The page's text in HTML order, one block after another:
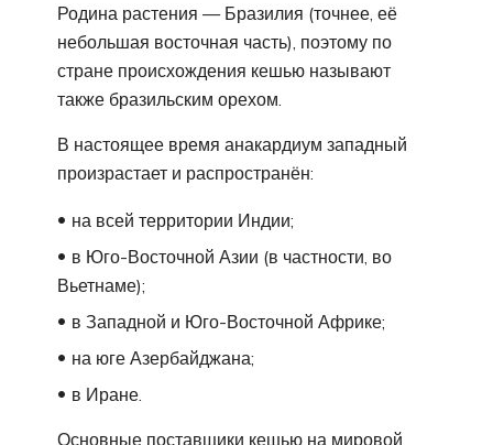
Родина растения — Бразилия (точнее, её
небольшая восточная часть), поэтому по
стране происхождения кешью называют
также бразильским орехом.
В настоящее время анакардиум западный
произрастает и распространён:
на всей территории Индии;
в Юго-Восточной Азии (в частности, во
Вьетнаме);
в Западной и Юго-Восточной Африке;
на юге Азербайджана;
в Иране.
Основные поставщики кешью на мировой